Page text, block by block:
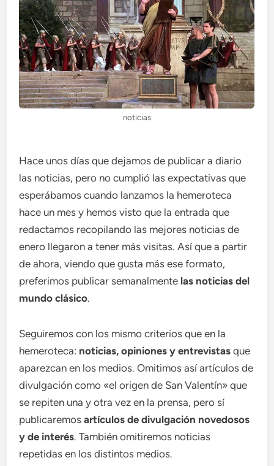
noticias
Hace unos días que dejamos de publicar a diario
las noticias, pero no cumplió las expectativas que
esperábamos cuando lanzamos la hemeroteca
hace un mes y hemos visto que la entrada que
redactamos recopilando las mejores noticias de
enero llegaron a tener más visitas. Así que a partir
de ahora, viendo que gusta más ese formato,
preferimos publicar semanalmente las noticias del
mundo clásico.
Seguiremos con los mismo criterios que en la
hemeroteca: noticias, opiniones y entrevistasque
aparezcan en los medios. Omitimos así artículos de
divulgación como «el origen de San Valentín» que
se repiten una y otra vez en la prensa, pero sí
publicaremosartículos de divulgación novedosos
y de interés. También omitiremos noticias
repetidas en los distintos medios.